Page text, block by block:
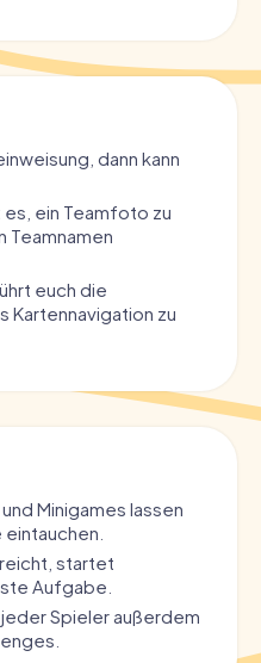
dann kann
ein Teamfoto zu
Teamnamen
euch die
Kartennavigation zu
Minigames lassen
startet
Aufgabe.
Spieler außerdem